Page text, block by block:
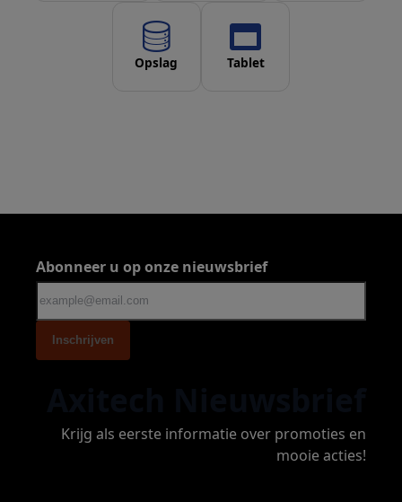
Opslag Tablet
Krijg als eerste informatie over promoties en
mooie acties!
Abonneer u op onze nieuwsbrief
Inschrijven